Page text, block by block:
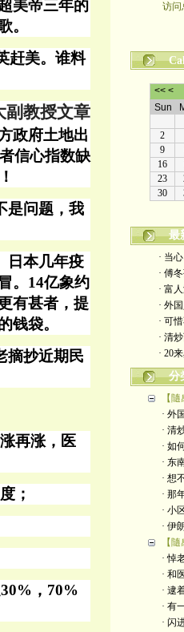
美帝三年的
。
赶美。谁料
副教授文章
政府土地出
信心指数缺
是问题，我
日本几年疫
。 14亿象约
有甚者，提
钱袋。
摘抄近期民
再涨，医
；
，70%
访问
最
· 当
· 傅
· 富
· 外
· 可
· 清
· 20
分
【隨
· 外
· 清
· 如
· 东
· 想
· 那
· 小
· 伊
【隨
· 悼
· 和
· 逮
· 有
· 闪